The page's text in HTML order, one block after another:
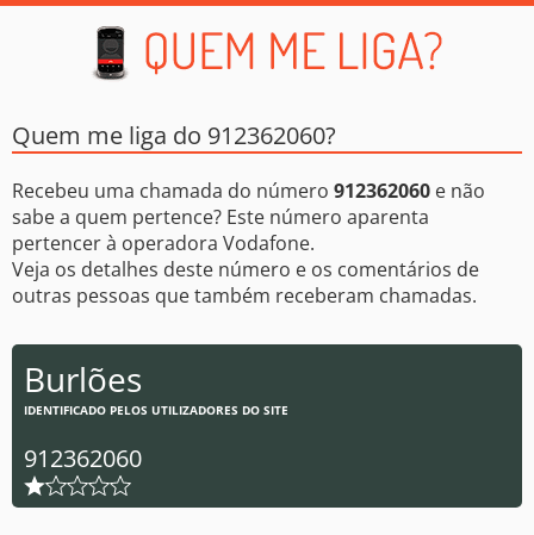
Quem me liga do 912362060?
Recebeu uma chamada do número 912362060 e não
sabe a quem pertence? Este número aparenta
pertencer à operadora Vodafone.
Veja os detalhes deste número e os comentários de
outras pessoas que também receberam chamadas.
Burlões
IDENTIFICADO PELOS UTILIZADORES DO SITE
912362060